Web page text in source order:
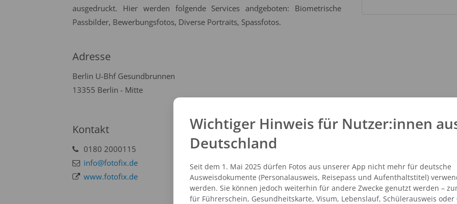
ausgedruckt. Hier werden folgende Services andgeboten: Biometrische
Passbilder, Bewerbungsfotos, Diverse Portraits, Spassfotos.
Adresse
Berlin U-Bhf Gesundbrunnen
13355 Berlin - Mitte
Kontakt
0180 2000115
info@fotofix.de
www.fotofix.de
Wichtiger Hinweis für Nutzer:innen
Deutschland
Seit dem 1. Mai 2025 dürfen Fotos aus unserer App nicht mehr für deutsche
Ausweisdokumente (Personalausweis, Reisepass und Aufenthaltstitel)
werden. Sie können jedoch weiterhin für andere Zwecke genutzt werden –
für Führerschein, Gesundheitskarte, Visum, Lebenslauf, Schülerausweis oder